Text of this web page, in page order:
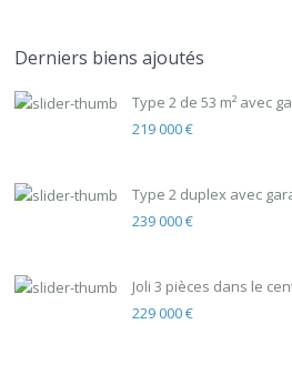
Derniers biens ajoutés
Type 2 de 53 m² avec
219 000 €
Type 2 duplex avec
239 000 €
Joli 3 pièces dans le
229 000 €